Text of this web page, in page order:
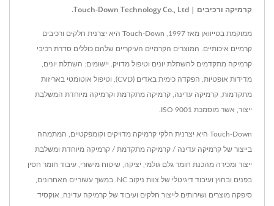
קרמיקה ורכיבים | Touch-Down Technology Co., Ltd.
ממוקמת בטייוואן מאז 1997, Touch-Down היא יצרנית חלקים ורכיבים
קרמיים איכותיים. המוצרים הקרמיים העיקריים שלהם כוללים סדרת רכיבי
קרמיקה מתקדמים להשתלת יונים וטיפול מדויק. יישומים: השתלת יונים,
מדידות אופטיות, הפקדה כימית באדים (CVD), וטיפול אוטומטי באריזות
מתקדמות, קרמיקה עדינה, קרמיקה מתקדמת וקרמיקה מיוחדת המשלבת
ייצור, אשר מוסמכת ISO 9001.
Touch-Down היא יצרנית חלקי קרמיקה מדויקים וקומפקטיים, המתמחה
בייצור של קרמיקה עדינה / קרמיקה מתקדמת / קרמיקה מיוחדת ומשלבת
ייצור ומכירה מהכנת חומר גלם גולמי, יציקה, שיטוח מישורי, עיבוד חומר חסין
בפנים ובחוץ ועיבוד דיגיטלי של צוות ניקוב NC. במשך עשוריים האחרונים,
סיפקה מוצרים ושירותים לייצור חלקים ועיבוד של קרמיקה עדינה, אוקסיד